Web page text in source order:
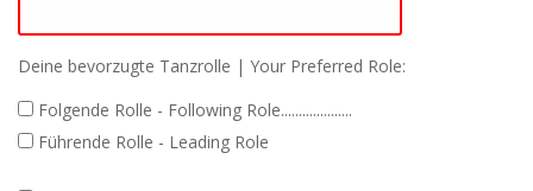
Deine bevorzugte Tanzrolle | Your Preferred Role:
Folgende Rolle - Following Role....................
Führende Rolle - Leading Role